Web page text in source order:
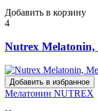
Добавить в корзину
4
Nutrex Melatonin,
Добавить в избранное
Мелатонин NUTREX